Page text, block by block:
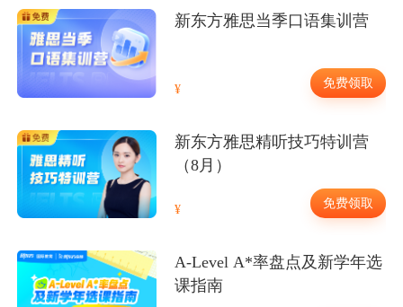
新东方雅思当季口语集训营
免费领取
新东方雅思精听技巧特训营
（8月）
免费领取
A-Level A*率盘点及新学年选
课指南